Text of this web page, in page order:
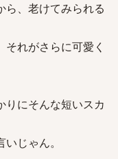
ら、老けてみられる
れがさらに可愛く
りにそんな短いスカ
じゃん。